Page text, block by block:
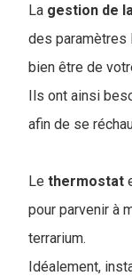
La gestion de
des paramètres
bien être de
Ils ont ainsi
afin de se
Le thermostat
pour parvenir à
terrarium.
Idéalement,